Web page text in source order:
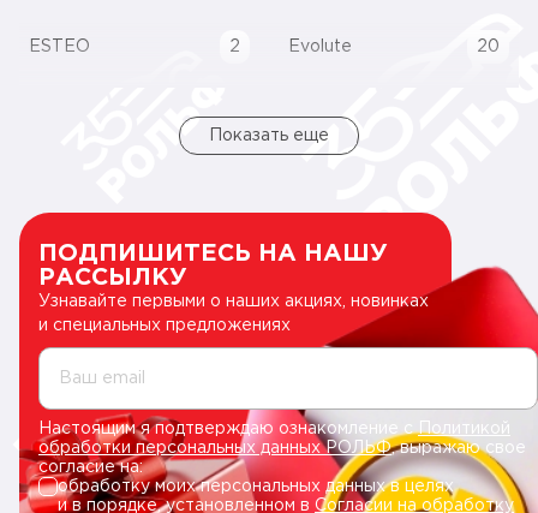
ESTEO 2 Evolute 20
Показать еще
ПОДПИШИТЕСЬ НА НАШУ
РАССЫЛКУ
Узнавайте первыми о наших акциях, новинках
и специальных предложениях
Ваш email
Настоящим я подтверждаю ознакомление сПолитикой
обработки персональных данных РОЛЬФ, выражаю свое
согласие на:
обработку моих персональных данных в целях
и в порядке, установленном в Согласии на обработку